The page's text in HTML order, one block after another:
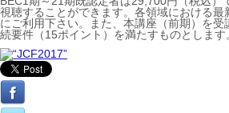
視聴することができます。各領域における
にご利用下さい。また、本講座（前期）を受
続要件（15ポイント）を満たすものとします